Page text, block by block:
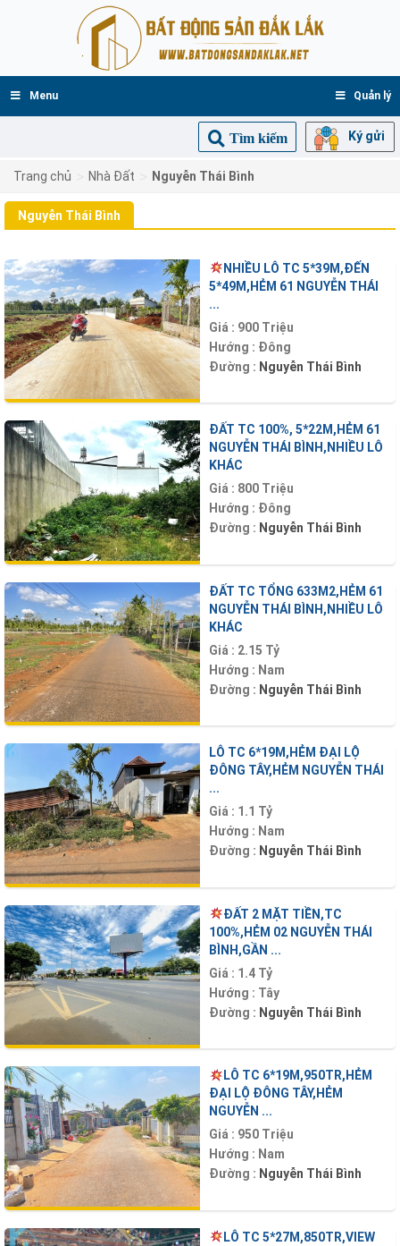
Quản lý
Menu
Ký gửi
Tìm kiếm
Trang chủ Nhà Đất Nguyễn Thái Bình
Nguyễn Thái Bình
NHIỀU LÔ TC 5*39M,ĐẾN
5*49M,HẺM 61 NGUYỄN THÁI
...
Giá : 900 Triệu
Hướng : Đông
Đường : Nguyễn Thái Bình
ĐẤT TC 100%, 5*22M,HẺM 61
NGUYỄN THÁI BÌNH,NHIỀU LÔ
KHÁC
Giá : 800 Triệu
Hướng : Đông
Đường : Nguyễn Thái Bình
ĐẤT TC TỔNG 633M2,HẺM 61
NGUYỄN THÁI BÌNH,NHIỀU LÔ
KHÁC
Giá : 2.15 Tỷ
Hướng : Nam
Đường : Nguyễn Thái Bình
LÔ TC 6*19M,HẺM ĐẠI LỘ
ĐÔNG TÂY,HẺM NGUYỄN THÁI
...
Giá : 1.1 Tỷ
Hướng : Nam
Đường : Nguyễn Thái Bình
ĐẤT 2 MẶT TIỀN,TC
100%,HẺM 02 NGUYỄN THÁI
BÌNH,GẦN ...
Giá : 1.4 Tỷ
Hướng : Tây
Đường : Nguyễn Thái Bình
LÔ TC 6*19M,950TR,HẺM
ĐẠI LỘ ĐÔNG TÂY,HẺM
NGUYỄN ...
Giá : 950 Triệu
Hướng : Nam
Đường : Nguyễn Thái Bình
LÔ TC 5*27M,850TR,VIEW